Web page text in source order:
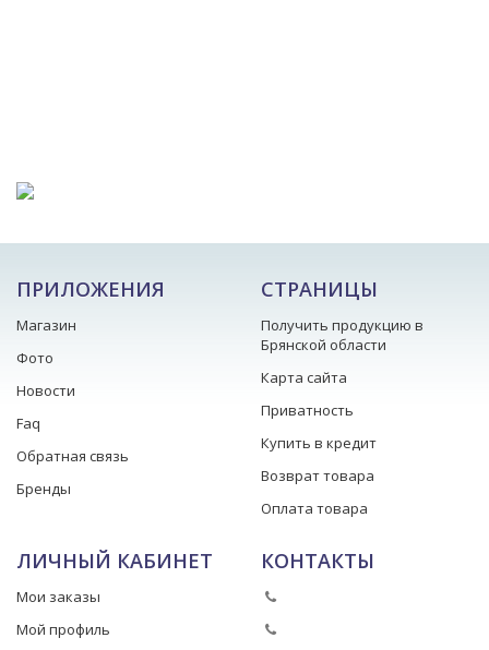
ПРИЛОЖЕНИЯ
Магазин
Фото
Новости
Faq
Обратная связь
Бренды
СТРАНИЦЫ
Получить продукцию в
Брянской области
Карта сайта
Приватность
Купить в кредит
Возврат товара
Оплата товара
ЛИЧНЫЙ КАБИНЕТ
Мои заказы
Мой профиль
КОНТАКТЫ